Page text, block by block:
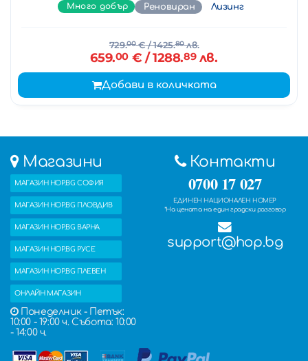
Много добър Реновиран Лизинг
729.00€/ 1425.80лв.
659.00€ / 1288.89лв.
Добави в количката
Магазини
МАГАЗИН HOP.BG СОФИЯ
МАГАЗИН HOP.BG ПЛОВДИВ
МАГАЗИН HOP.BG ВАРНА
МАГАЗИН HOP.BG РУСЕ
МАГАЗИН HOP.BG ПЛЕВЕН
ОНЛАЙН МАГАЗИН
Понеделник - Петък:
10:00 - 19:00 ч. Събота: 10:00
- 14:00 ч.
Контакти
0700 17 027
ЕДИНЕН НАЦИОНАЛЕН НОМЕР
*На цената на един градски разговор
support@hop.bg